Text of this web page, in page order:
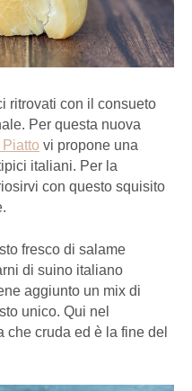
ritrovati con il consueto
Per questa nuova
Piatto vi propone una
italiani. Per la
con questo squisito
fresco di salame
di suino italiano
aggiunto un mix di
unico. Qui nel
che cruda ed è la fine del